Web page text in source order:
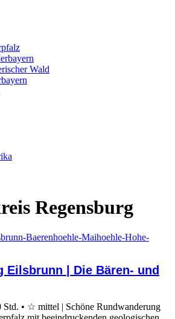
Wald
Regensburg
Eilsbrunn | Die Bären- und
• ☆ mittel | Schöne Rundwanderung